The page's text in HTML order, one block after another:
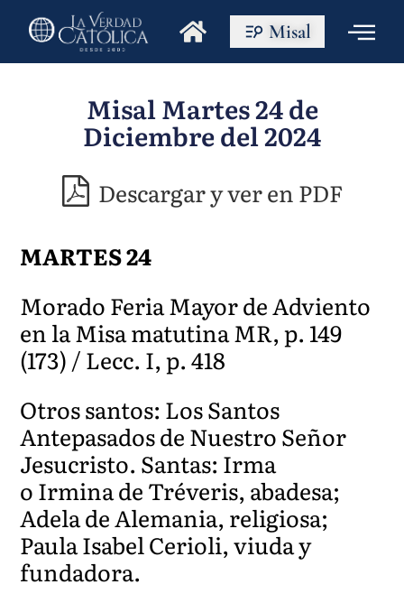
Misal
Misal Martes 24 de
Diciembre del 2024
Descargar y ver en PDF
MARTES 24
Morado Feria Mayor de Adviento
en la Misa matutina MR, p. 149
(173) / Lecc. I, p. 418
Otros santos: Los Santos
Antepasados de Nuestro Señor
Jesucristo. Santas: Irma
o Irmina de Tréveris, abadesa;
Adela de Alemania, religiosa;
Paula Isabel Cerioli, viuda y
fundadora.